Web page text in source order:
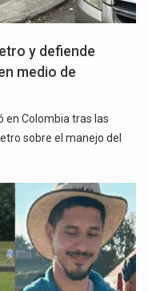
y defiende
medio de
en Colombia tras las
sobre el manejo del